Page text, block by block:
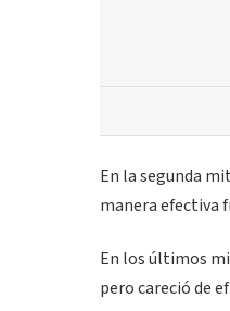
En la segunda
manera efectiva
En los últimos
pero careció de